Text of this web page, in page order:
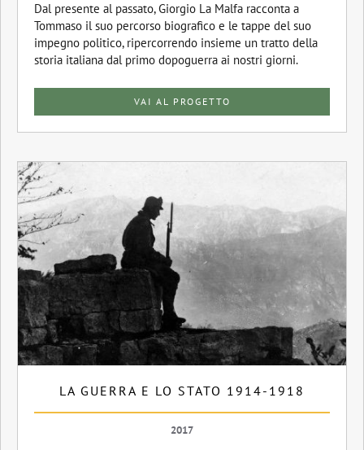
Dal presente al passato, Giorgio La Malfa racconta a
Tommaso il suo percorso biografico e le tappe del suo
impegno politico, ripercorrendo insieme un tratto della
storia italiana dal primo dopoguerra ai nostri giorni.
VAI AL PROGETTO
LA GUERRA E LO STATO 1914-1918
2017